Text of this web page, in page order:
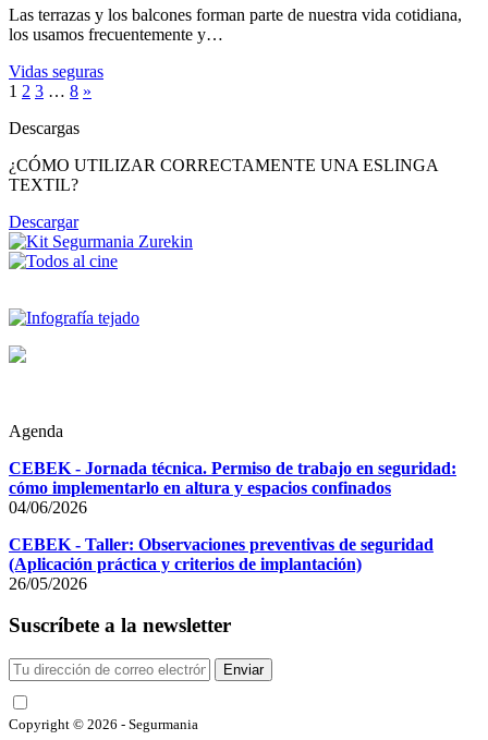
Las terrazas y los balcones forman parte de nuestra vida cotidiana,
los usamos frecuentemente y…
Vidas seguras
1 2 3 … 8 »
Descargas
¿CÓMO UTILIZAR CORRECTAMENTE UNA ESLINGA
TEXTIL?
Descargar
Agenda
CEBEK - Jornada técnica. Permiso de trabajo en seguridad:
cómo implementarlo en altura y espacios confinados
04/06/2026
CEBEK - Taller: Observaciones preventivas de seguridad
(Aplicación práctica y criterios de implantación)
26/05/2026
Suscríbete a la newsletter
Enviar
Copyright © 2026 - Segurmania